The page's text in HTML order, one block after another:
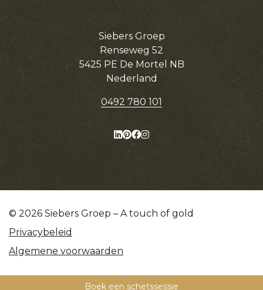
Boek een schetssessie
Siebers Groep
Renseweg 52
5425 PE De Mortel NB
Nederland
0492 780 101
© 2026 Siebers Groep – A touch of gold
Privacybeleid
Algemene voorwaarden